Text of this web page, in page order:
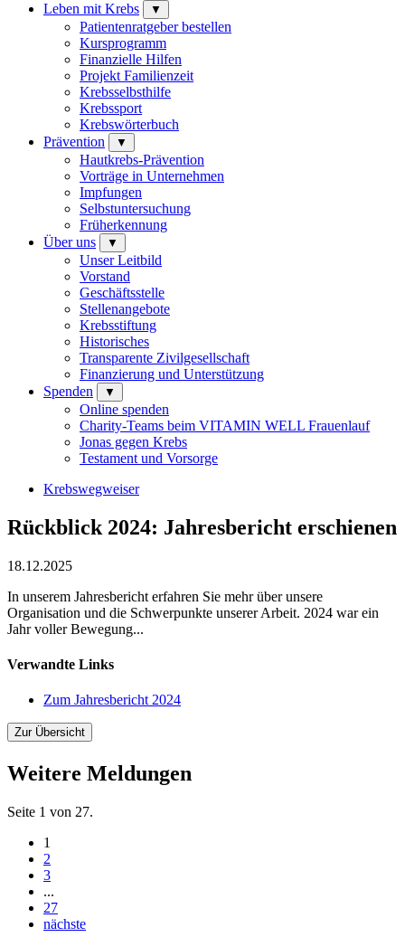
Leben mit Krebs
▼
Patientenratgeber bestellen
Kursprogramm
Finanzielle Hilfen
Projekt Familienzeit
Krebsselbsthilfe
Krebssport
Krebswörterbuch
Prävention
▼
Hautkrebs-Prävention
Vorträge in Unternehmen
Impfungen
Selbstuntersuchung
Früherkennung
Über uns
▼
Unser Leitbild
Vorstand
Geschäftsstelle
Stellenangebote
Krebsstiftung
Historisches
Transparente Zivilgesellschaft
Finanzierung und Unterstützung
Spenden
▼
Online spenden
Charity-Teams beim VITAMIN WELL Frauenlauf
Jonas gegen Krebs
Testament und Vorsorge
Krebswegweiser
Rückblick 2024: Jahresbericht erschienen
18.12.2025
In unserem Jahresbericht erfahren Sie mehr über unsere
Organisation und die Schwerpunkte unserer Arbeit. 2024 war ein
Jahr voller Bewegung...
Verwandte Links
Zum Jahresbericht 2024
Zur Übersicht
Weitere Meldungen
Seite 1 von 27.
1
2
3
...
27
nächste